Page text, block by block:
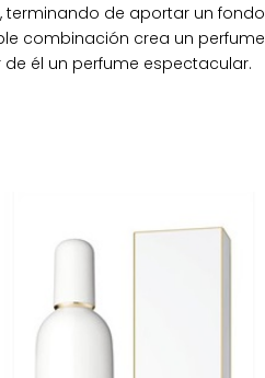
terminando de aportar un fondo
combinación crea un perfume
él un perfume espectacular.